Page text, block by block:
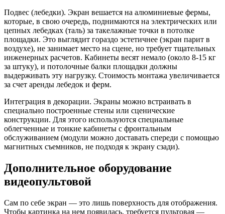
Подвес (лебедки). Экран вешается на алюминиевые фермы,
которые, в свою очередь, поднимаются на электрических или
цепных лебедках (таль) за такелажные точки в потолке
площадки. Это выглядит гораздо эстетичнее (экран парит в
воздухе), не занимает место на сцене, но требует тщательных
инженерных расчетов. Кабинеты весят немало (около 8-15 кг
за штуку), и потолочные балки площадки должны
выдерживать эту нагрузку. Стоимость монтажа увеличивается
за счет аренды лебедок и ферм.
Интеграция в декорации. Экраны можно встраивать в
специально построенные стены или сценические
конструкции. Для этого используются специальные
облегченные и тонкие кабинеты с фронтальным
обслуживанием (модули можно доставать спереди с помощью
магнитных съемников, не подходя к экрану сзади).
Дополнительное оборудование
видеопультовой
Сам по себе экран — это лишь поверхность для отображения.
Чтобы картинка на нем появилась, требуется пультовая —